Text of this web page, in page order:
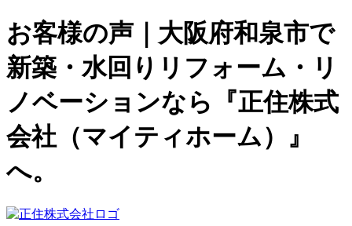
お客様の声｜大阪府和泉市で
新築・水回りリフォーム・リ
ノベーションなら『正住株式
会社（マイティホーム）』
へ。